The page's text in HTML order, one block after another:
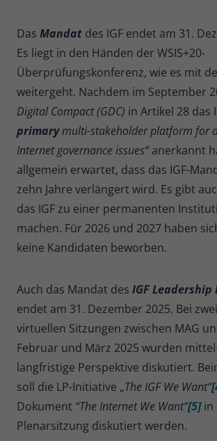
Das Mandat des IGF endet am 31.
Es liegt in den Händen der WSIS+20-
Überprüfungskonferenz, wie es mit
weitergeht. Nachdem im September
Digital Compact (GDC) in Artikel 28 das
primarymulti-stakeholder platform for
Internet governance issues“anerkannt
allgemein erwartet, dass das IGF-
zehn Jahre verlängert wird. Es gibt
das IGF zu einer permanenten
machen. Für 2026 und 2027 haben
keine Kandidaten beworben.
Auch das Mandat des IGF Leadership
endet am 31. Dezember 2025. Bei
virtuellen Sitzungen zwischen MAG
Februar und März 2025 wurden
langfristige Perspektive diskutiert.
soll die LP-Initiative „The IGF We Want“
Dokument “The Internet We Want“[5]in
Plenarsitzung diskutiert werden.